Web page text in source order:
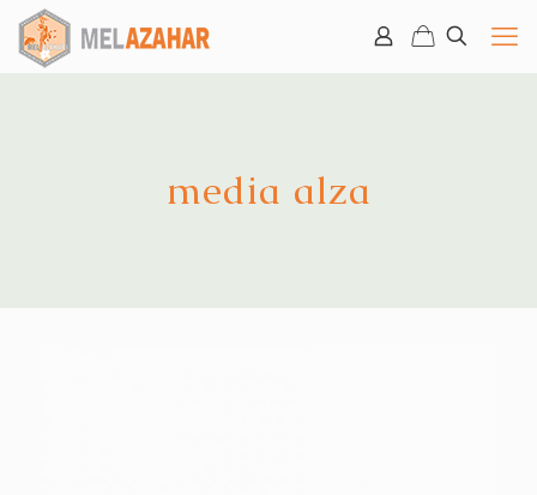
media alza